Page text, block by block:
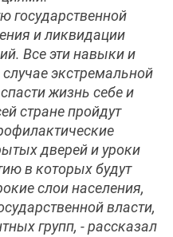
государственной
и ликвидации
Все эти навыки и
экстремальной
жизнь себе и
стране пройдут
дверей и уроки
в которых будут
слои населения,
власти,
групп, - рассказал